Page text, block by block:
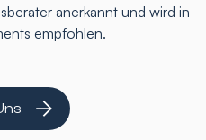
anerkannt und wird in
empfohlen.